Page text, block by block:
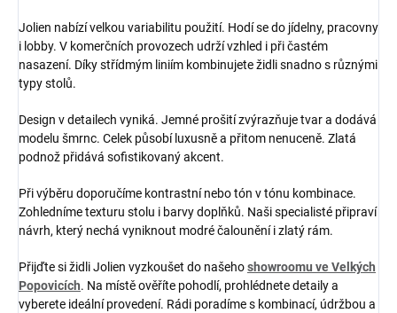
Jolien nabízí velkou variabilitu použití. Hodí se do jídelny, pracovny
i lobby. V komerčních provozech udrží vzhled i při častém
nasazení. Díky střídmým liniím kombinujete židli snadno s různými
typy stolů.
Design v detailech vyniká. Jemné prošití zvýrazňuje tvar a dodává
modelu šmrnc. Celek působí luxusně a přitom nenuceně. Zlatá
podnož přidává sofistikovaný akcent.
Při výběru doporučíme kontrastní nebo tón v tónu kombinace.
Zohledníme texturu stolu i barvy doplňků. Naši specialisté připraví
návrh, který nechá vyniknout modré čalounění i zlatý rám.
Přijďte si židli Jolien vyzkoušet do našehoshowroomu ve Velkých
Popovicích. Na místě ověříte pohodlí, prohlédnete detaily a
vyberete ideální provedení. Rádi poradíme s kombinací, údržbou a